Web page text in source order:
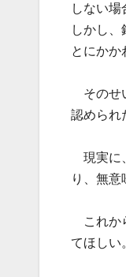
しない場
しかし
とにかか
そのせ
認められ
現実に
り、無意
これか
てほしい